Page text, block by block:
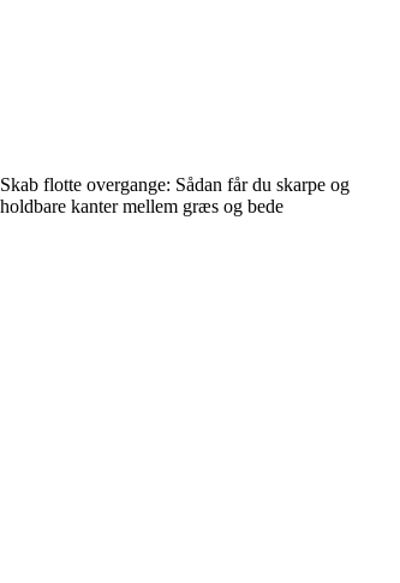
Skab flotte overgange: Sådan får du skarpe og
holdbare kanter mellem græs og bede